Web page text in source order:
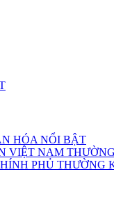
HÓA NỔI BẬT
VIỆT NAM
PHỦ THƯỜNG